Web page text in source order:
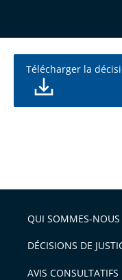
Télécharger la
QUI SOMMES-NOUS
DÉCISIONS DE
AVIS CONSULTATIFS